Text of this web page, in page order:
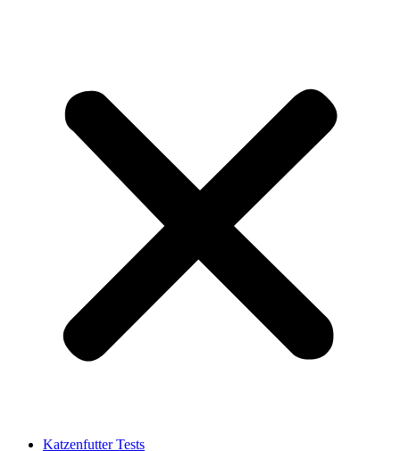
Katzenfutter Tests